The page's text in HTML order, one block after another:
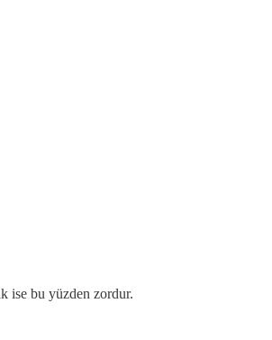
ise bu yüzden zordur.